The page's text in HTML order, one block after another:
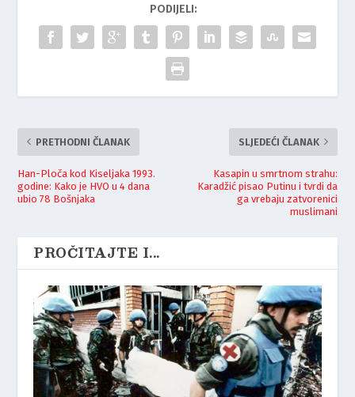
PODIJELI:
PRETHODNI ČLANAK
Han-Ploča kod Kiseljaka 1993.
godine: Kako je HVO u 4 dana
ubio 78 Bošnjaka
SLJEDEĆI ČLANAK
Kasapin u smrtnom strahu:
Karadžić pisao Putinu i tvrdi da
ga vrebaju zatvorenici
muslimani
PROČITAJTE I...